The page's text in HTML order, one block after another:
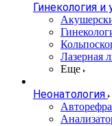
Гинекология и
Лазерная
Еще
Неонатология